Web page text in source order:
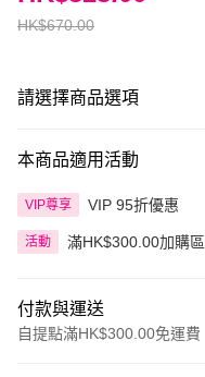
HK$670.00
請選擇商品選項
本商品適用活動
VIP尊享 VIP 95折優惠
活動 滿HK$300.00加購區
付款與運送
自提點滿HK$300.00免運費